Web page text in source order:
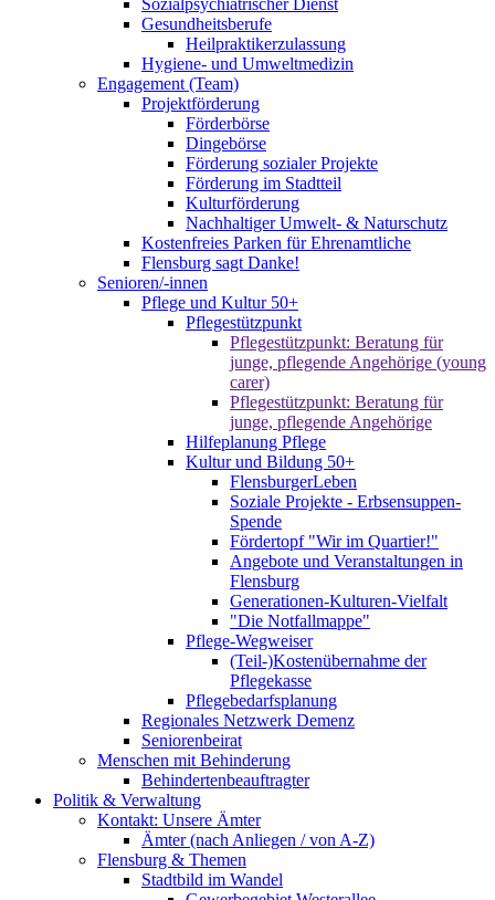
Sozialpsychiatrischer Dienst
Gesundheitsberufe
Heilpraktikerzulassung
Hygiene- und Umweltmedizin
Engagement (Team)
Projektförderung
Förderbörse
Dingebörse
Förderung sozialer Projekte
Förderung im Stadtteil
Kulturförderung
Nachhaltiger Umwelt- & Naturschutz
Kostenfreies Parken für Ehrenamtliche
Flensburg sagt Danke!
Senioren/-innen
Pflege und Kultur 50+
Pflegestützpunkt
Pflegestützpunkt: Beratung für
junge, pflegende Angehörige (young
carer)
Pflegestützpunkt: Beratung für
junge, pflegende Angehörige
Hilfeplanung Pflege
Kultur und Bildung 50+
FlensburgerLeben
Soziale Projekte - Erbsensuppen-
Spende
Fördertopf "Wir im Quartier!"
Angebote und Veranstaltungen in
Flensburg
Generationen-Kulturen-Vielfalt
"Die Notfallmappe"
Pflege-Wegweiser
(Teil-)Kostenübernahme der
Pflegekasse
Pflegebedarfsplanung
Regionales Netzwerk Demenz
Seniorenbeirat
Menschen mit Behinderung
Behindertenbeauftragter
Politik & Verwaltung
Kontakt: Unsere Ämter
Ämter (nach Anliegen / von A-Z)
Flensburg & Themen
Stadtbild im Wandel